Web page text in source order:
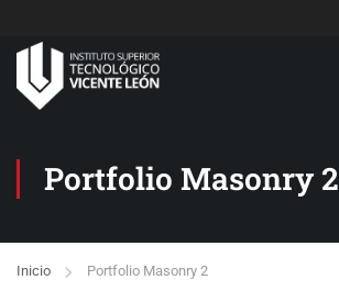
Portfolio Masonry 2
Inicio Portfolio Masonry 2